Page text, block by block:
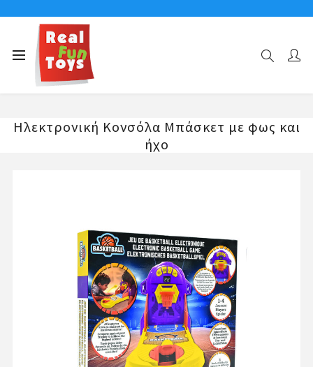
Αρχική σελίδα
Ηλεκτρονική Κονσόλα Μπάσκετ με φως και ήχο
Ηλεκτρονική Κονσόλα Μπάσκετ με φως και
ήχο